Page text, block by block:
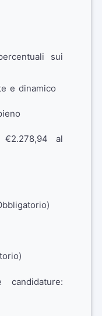
sui
e dinamico
€2.278,94 al